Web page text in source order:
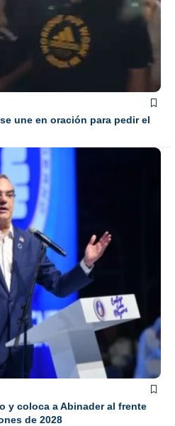
une en oración para pedir el
y coloca a Abinader al frente
de 2028